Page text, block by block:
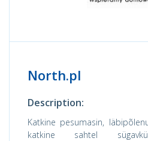
North.pl
Description:
Katkine pesumasin,
katkine sahtel